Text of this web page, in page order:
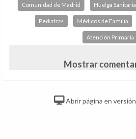
Comunidad de Madrid Huelga Sanitaria
Pediatras Médicos de Familia
Atención Primaria
Mostrar
Abrir página en